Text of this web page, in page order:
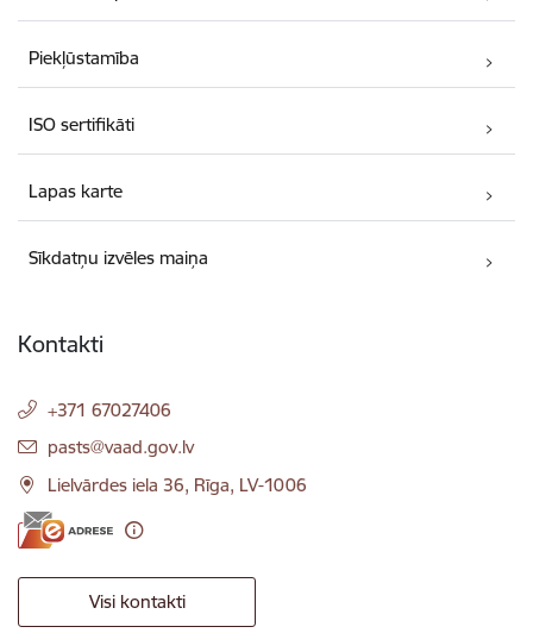
Piekļūstamība
ISO sertifikāti
Lapas karte
Sīkdatņu izvēles maiņa
Kontakti
+371 67027406
E-pasts:
pasts@vaad.gov.lv
Lielvārdes iela 36, Rīga, LV-1006
Visi kontakti